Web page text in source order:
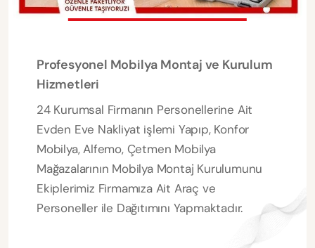
Profesyonel Mobilya Montaj ve Kurulum
Hizmetleri
24 Kurumsal Firmanın Personellerine Ait
Evden Eve Nakliyat işlemi Yapıp, Konfor
Mobilya, Alfemo, Çetmen Mobilya
Mağazalarının Mobilya Montaj Kurulumunu
Ekiplerimiz Firmamıza Ait Araç ve
Personeller ile Dağıtımını Yapmaktadır.